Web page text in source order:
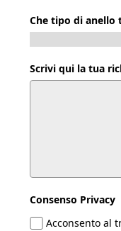
Che tipo di anello
Scrivi qui la tua
Consenso Privacy
Acconsento al